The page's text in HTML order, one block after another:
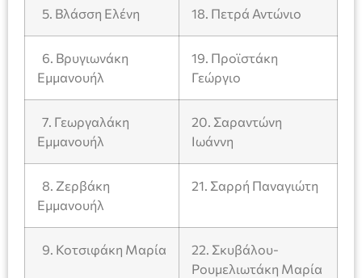
5. Βλάσση Ελένη 18. Πετρά Αντώνιο
6. Βρυγιωνάκη
Εμμανουήλ
19. Προϊστάκη
Γεώργιο
7. Γεωργαλάκη
Εμμανουήλ
20. Σαραντώνη
Ιωάννη
8. Ζερβάκη
Εμμανουήλ
21. Σαρρή Παναγιώτη
9. Κοτσιφάκη Μαρία
22. Σκυβάλου-
Ρουμελιωτάκη Μαρία